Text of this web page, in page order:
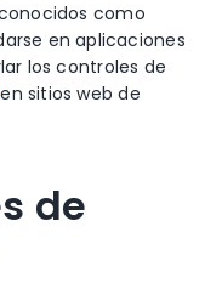
como
en aplicaciones
los controles de
en sitios web de
de